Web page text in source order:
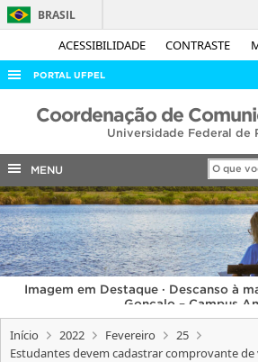
ACESSIBILIDADE CONTRASTE
BRASIL
PORTAL UFPEL
ACESSO À INFORMAÇÃO
COBALTO
CONCURSOS
EDITAIS
INTERNACIONAL
OUVIDORIA
PORTARIAS
TELEFONES
Coordenação de
Universidade Federal de
MENU
Imagem em Destaque · Descanso à
Gonçalo – Campus
Início 2022 Fevereiro
25
Estudantes devem cadastrar comprovante de